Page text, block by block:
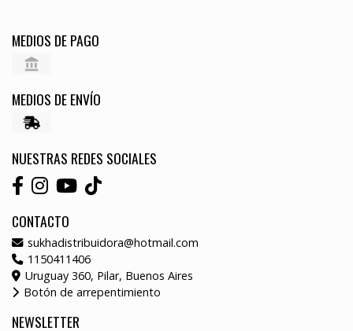
MEDIOS DE PAGO
MEDIOS DE ENVÍO
NUESTRAS REDES SOCIALES
CONTACTO
sukhadistribuidora@hotmail.com
1150411406
Uruguay 360, Pilar, Buenos Aires
Botón de arrepentimiento
NEWSLETTER